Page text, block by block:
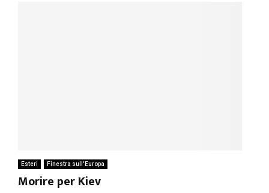
Esteri Finestra sull'Europa
Morire per Kiev